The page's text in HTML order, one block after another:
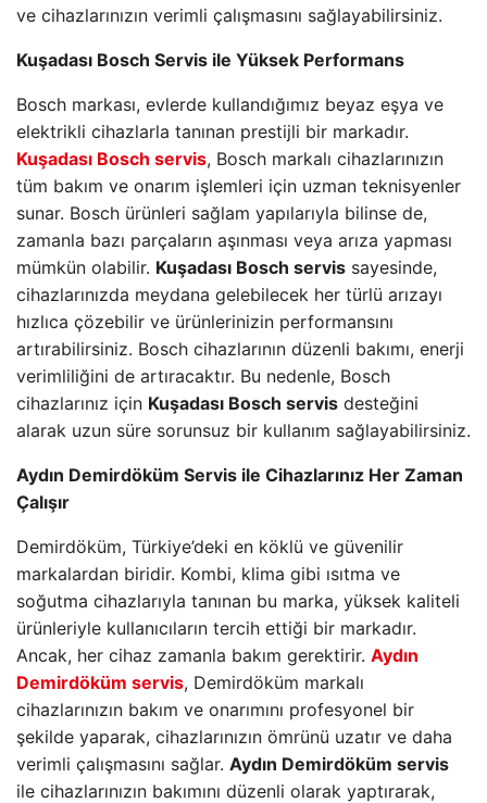
ve cihazlarınızın verimli çalışmasını sağlayabilirsiniz.
Kuşadası Bosch Servis ile Yüksek Performans
Bosch markası, evlerde kullandığımız beyaz eşya ve
elektrikli cihazlarla tanınan prestijli bir markadır.
Kuşadası Bosch servis, Bosch markalı cihazlarınızın
tüm bakım ve onarım işlemleri için uzman teknisyenler
sunar. Bosch ürünleri sağlam yapılarıyla bilinse de,
zamanla bazı parçaların aşınması veya arıza yapması
mümkün olabilir. Kuşadası Bosch servis sayesinde,
cihazlarınızda meydana gelebilecek her türlü arızayı
hızlıca çözebilir ve ürünlerinizin performansını
artırabilirsiniz. Bosch cihazlarının düzenli bakımı, enerji
verimliliğini de artıracaktır. Bu nedenle, Bosch
cihazlarınız için Kuşadası Bosch servis desteğini
alarak uzun süre sorunsuz bir kullanım sağlayabilirsiniz.
Aydın Demirdöküm Servis ile Cihazlarınız Her Zaman
Çalışır
Demirdöküm, Türkiye’deki en köklü ve güvenilir
markalardan biridir. Kombi, klima gibi ısıtma ve
soğutma cihazlarıyla tanınan bu marka, yüksek kaliteli
ürünleriyle kullanıcıların tercih ettiği bir markadır.
Ancak, her cihaz zamanla bakım gerektirir. Aydın
Demirdöküm servis, Demirdöküm markalı
cihazlarınızın bakım ve onarımını profesyonel bir
şekilde yaparak, cihazlarınızın ömrünü uzatır ve daha
verimli çalışmasını sağlar. Aydın Demirdöküm servis
ile cihazlarınızın bakımını düzenli olarak yaptırarak,